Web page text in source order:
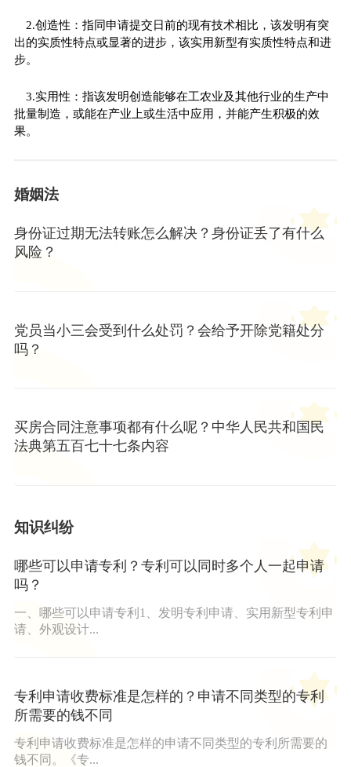
2.创造性：指同申请提交日前的现有技术相比，该发明有突
出的实质性特点或显著的进步，该实用新型有实质性特点和进
步。
3.实用性：指该发明创造能够在工农业及其他行业的生产中
批量制造，或能在产业上或生活中应用，并能产生积极的效
果。
婚姻法
身份证过期无法转账怎么解决？身份证丢了有什么
风险？
党员当小三会受到什么处罚？会给予开除党籍处分
吗？
买房合同注意事项都有什么呢？中华人民共和国民
法典第五百七十七条内容
知识纠纷
哪些可以申请专利？专利可以同时多个人一起申请
吗？
一、哪些可以申请专利1、发明专利申请、实用新型专利申
请、外观设计...
专利申请收费标准是怎样的？申请不同类型的专利
所需要的钱不同
专利申请收费标准是怎样的申请不同类型的专利所需要的
钱不同。《专...